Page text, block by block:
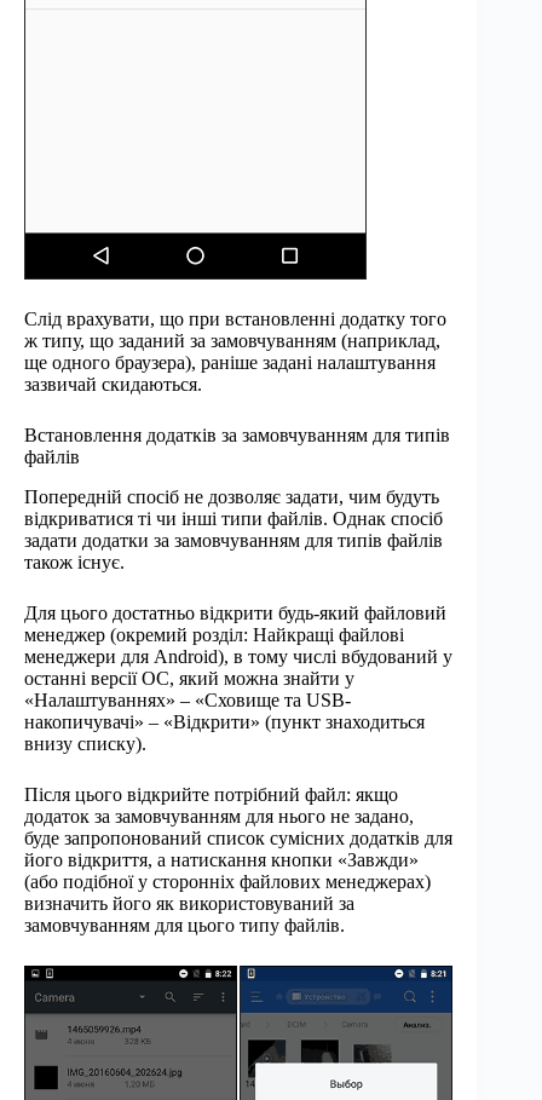
Слід врахувати, що при встановленні додатку того
ж типу, що заданий за замовчуванням (наприклад,
ще одного браузера), раніше задані налаштування
зазвичай скидаються.
Встановлення додатків за замовчуванням для типів
файлів
Попередній спосіб не дозволяє задати, чим будуть
відкриватися ті чи інші типи файлів. Однак спосіб
задати додатки за замовчуванням для типів файлів
також існує.
Для цього достатньо відкрити будь-який файловий
менеджер (окремий розділ: Найкращі файлові
менеджери для Android), в тому числі вбудований у
останні версії ОС, який можна знайти у
«Налаштуваннях» – «Сховище та USB-
накопичувачі» – «Відкрити» (пункт знаходиться
внизу списку).
Після цього відкрийте потрібний файл: якщо
додаток за замовчуванням для нього не задано,
буде запропонований список сумісних додатків для
його відкриття, а натискання кнопки «Завжди»
(або подібної у сторонніх файлових менеджерах)
визначить його як використовуваний за
замовчуванням для цього типу файлів.